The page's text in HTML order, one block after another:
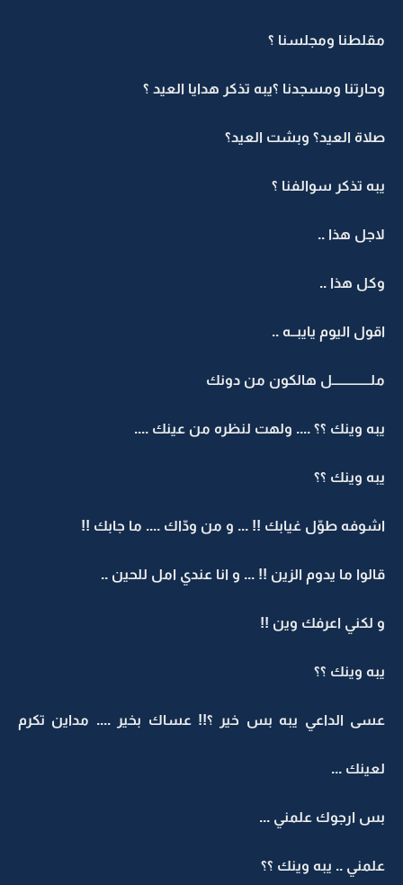
مقلطنا ومجلسنا ؟
وحارتنا ومسجدنا ؟يبه تذكر هدايا العيد ؟
صلاة العيد؟ وبشت العيد؟
يبه تذكر سوالفنا ؟
لاجل هذا ..
وكل هذا ..
اقول اليوم يايبــه ..
ملــــــــــــــل هالكون من دونك
يبه وينك ؟؟ .... ولهت لنظره من عينك ....
يبه وينك ؟؟
اشوفه طوّل غيابك !! ... و من ودّاك .... ما جابك !!
قالوا ما يدوم الزين !! ... و انا عندي امل للحين ..
و لكني اعرفك وين !!
يبه وينك ؟؟
عسى الداعي يبه بس خير ؟!! عساك بخير .... مداين تكرم
لعينك ...
بس ارجوك علمني ...
علمني .. يبه وينك ؟؟